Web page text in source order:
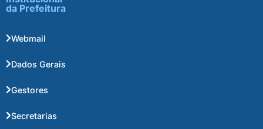
da Prefeitura
Webmail
Dados Gerais
Gestores
Secretarias